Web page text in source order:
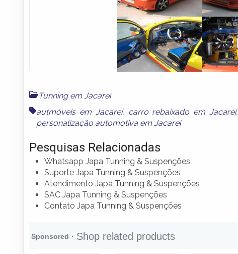
Tunning em Jacareí
autmóveis em Jacareí, carro rebaixado em Jacareí,
personalização automotiva em Jacareí
Pesquisas Relacionadas
Whatsapp Japa Tunning & Suspenções
Suporte Japa Tunning & Suspenções
Atendimento Japa Tunning & Suspenções
SAC Japa Tunning & Suspenções
Contato Japa Tunning & Suspenções